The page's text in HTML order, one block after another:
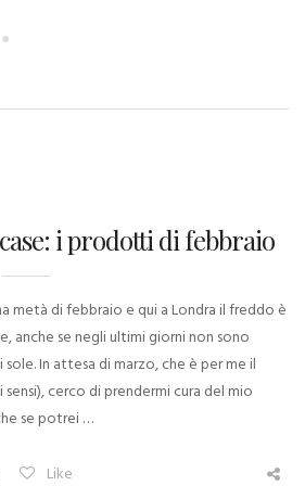
i prodotti di febbraio
metà di febbraio e qui a Londra il freddo è
anche se negli ultimi giorni non sono
In attesa di marzo, che è per me il
cerco di prendermi cura del mio
se potrei …
Like